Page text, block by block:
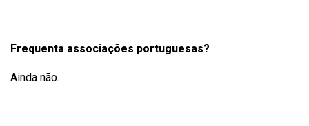
Frequenta associações portuguesas?
Ainda não.